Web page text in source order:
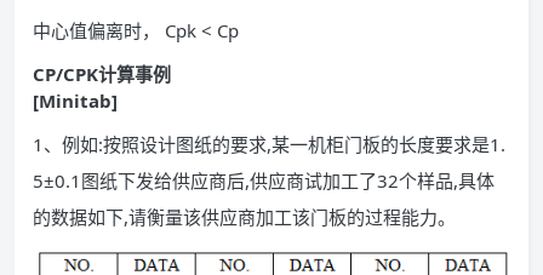
中心值偏离时， Cpk < Cp
CP/CPK计算事例
[Minitab]
1、例如:按照设计图纸的要求,某一机柜门板的长度要求是1.
5±0.1图纸下发给供应商后,供应商试加工了32个样品,具体
的数据如下,请衡量该供应商加工该门板的过程能力。